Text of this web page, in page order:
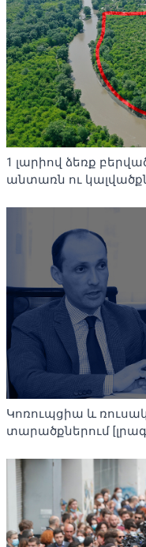
1 լարիով ձեռք
անտառն ու
Կոռուպցիա և
տարածքներում